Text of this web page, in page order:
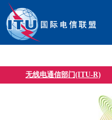
无线电通信部门(ITU-R)